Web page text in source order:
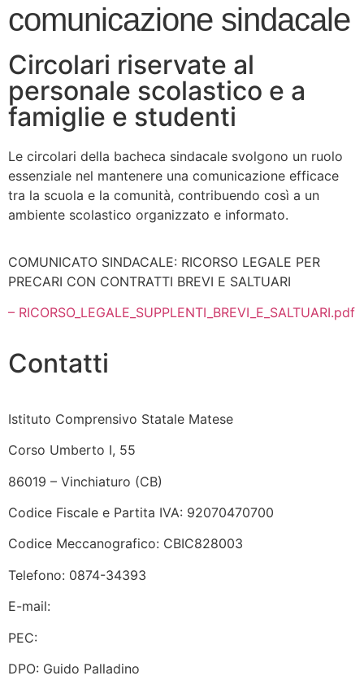
comunicazione sindacale
Circolari riservate al
personale scolastico e a
famiglie e studenti
Le circolari della bacheca sindacale svolgono un ruolo
essenziale nel mantenere una comunicazione efficace
tra la scuola e la comunità, contribuendo così a un
ambiente scolastico organizzato e informato.
COMUNICATO SINDACALE: RICORSO LEGALE PER
PRECARI CON CONTRATTI BREVI E SALTUARI
– RICORSO_LEGALE_SUPPLENTI_BREVI_E_SALTUARI.pdf
Contatti
Istituto Comprensivo Statale Matese
Corso Umberto I, 55
86019 – Vinchiaturo (CB)
Codice Fiscale e Partita IVA: 92070470700
Codice Meccanografico: CBIC828003
Telefono: 0874-34393
E-mail:
PEC:
DPO: Guido Palladino